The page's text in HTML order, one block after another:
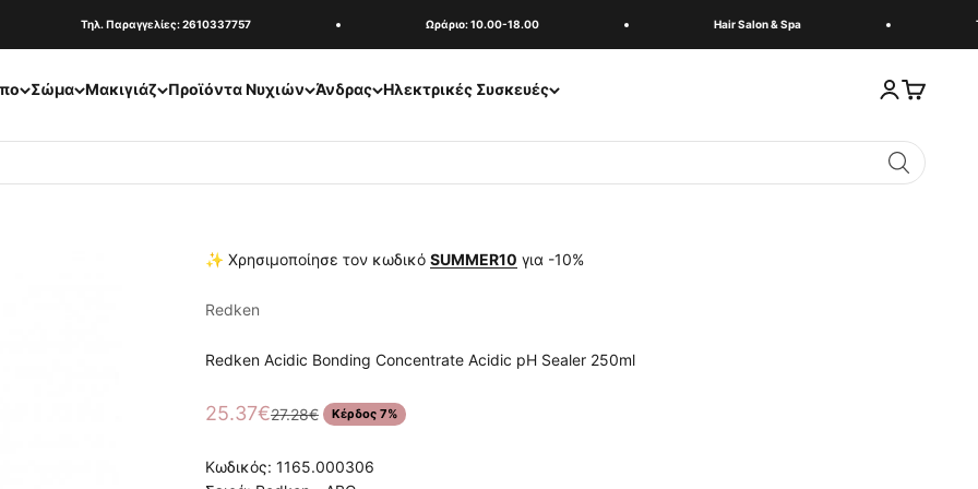
Τηλ. Παραγγελίες: 2610337757 Ωράριο: 10.00-18.00 Hair Salon & Spa
Σώμα Μακιγιάζ Προϊόντα Νυχιών Άνδρας Ηλεκτρικές Συσκευές Σύνδεση
Καλάθι
✨ Χρησιμοποίησε τον κωδικό SUMMER10 για -10%
Redken
Redken Acidic Bonding Concentrate Acidic pH Sealer 250ml
Τιμή πώλησης
25.37€Κανονική τιμή
27.28€ Κέρδος 7%
Κωδικός: 1165.000306